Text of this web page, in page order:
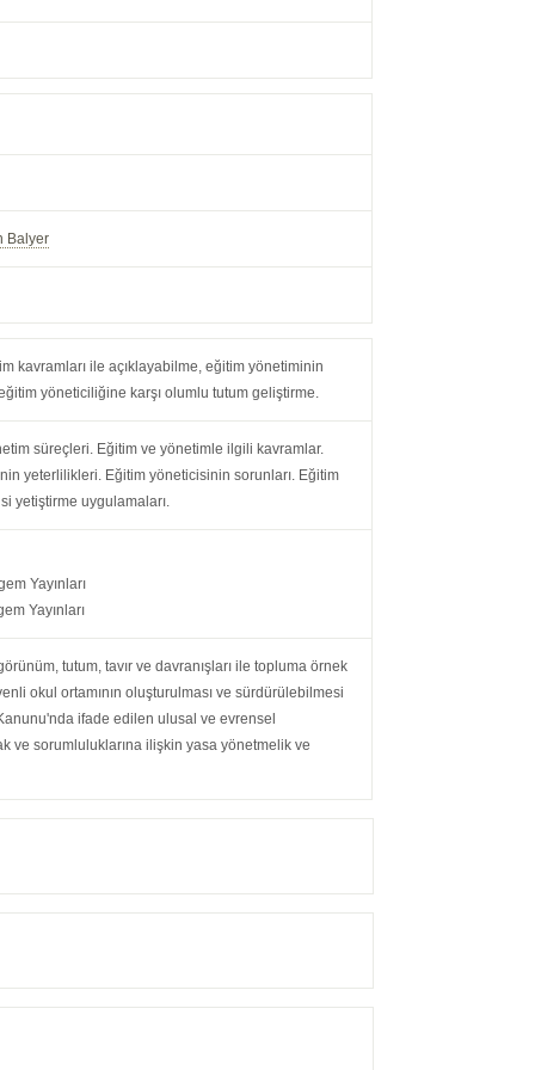
Balyer
kavramları ile açıklayabilme, eğitim yönetiminin
yöneticiliğine karşı olumlu tutum geliştirme.
süreçleri. Eğitim ve yönetimle ilgili kavramlar.
yeterlilikleri. Eğitim yöneticisinin sorunları. Eğitim
yetiştirme uygulamaları.
Yayınları
Yayınları
tutum, tavır ve davranışları ile topluma örnek
okul ortamının oluşturulması ve sürdürülebilmesi
ifade edilen ulusal ve evrensel
ve sorumluluklarına ilişkin yasa yönetmelik ve